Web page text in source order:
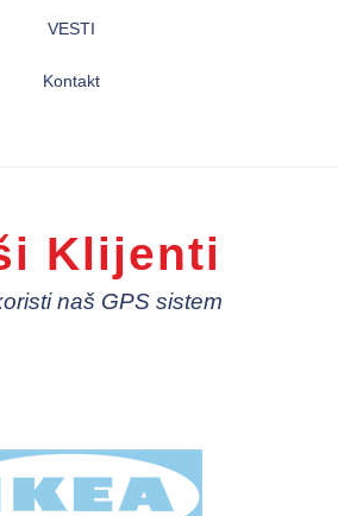
VESTI
Kontakt
Klijenti
naš GPS sistem